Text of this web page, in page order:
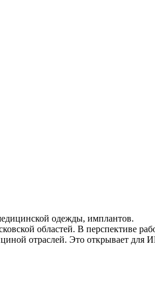
одежды, имплантов.
областей. В перспективе
отраслей. Это открывает